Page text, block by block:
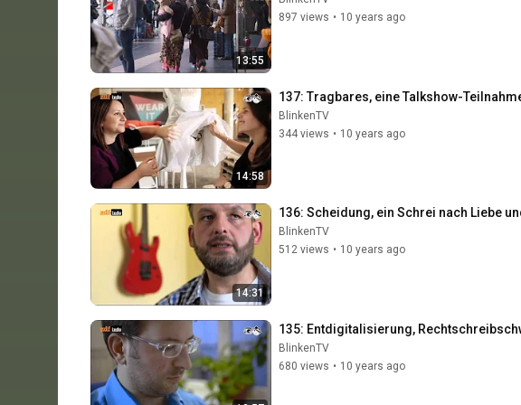
13:55
897 views • 10 years ago
14:58
137: Tragbares, eine Talkshow-
BlinkenTV
344 views • 10 years ago
14:31
136: Scheidung, ein Schrei nach Liebe
BlinkenTV
512 views • 10 years ago
135: Entdigitalisierung,
BlinkenTV
680 views • 10 years ago